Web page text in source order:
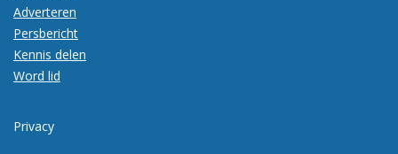
Adverteren
Persbericht
Kennis delen
Word lid
Privacy